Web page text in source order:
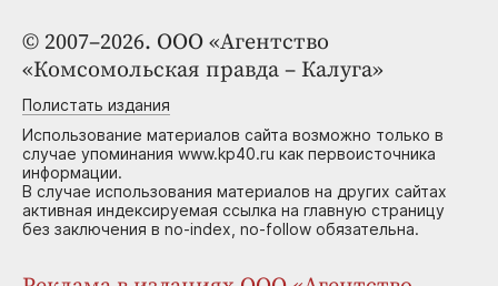
© 2007–2026. ООО «Агентство
«Комсомольская правда – Калуга»
Полистать издания
Использование материалов сайта возможно только в
случае упоминания www.kp40.ru как первоисточника
информации.
В случае использования материалов на других сайтах
активная индексируемая ссылка на главную страницу
без заключения в no-index, no-follow обязательна.